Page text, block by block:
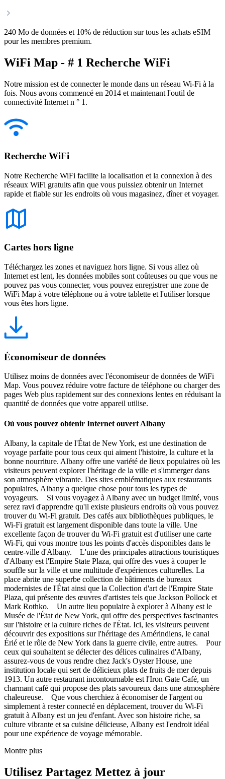
240 Mo de données et 10% de réduction sur tous les achats eSIM
pour les membres premium.
WiFi Map - # 1 Recherche WiFi
Notre mission est de connecter le monde dans un réseau Wi-Fi à la
fois. Nous avons commencé en 2014 et maintenant l'outil de
connectivité Internet n ° 1.
Recherche WiFi
Notre Recherche WiFi facilite la localisation et la connexion à des
réseaux WiFi gratuits afin que vous puissiez obtenir un Internet
rapide et fiable sur les endroits où vous magasinez, dîner et voyager.
Cartes hors ligne
Téléchargez les zones et naviguez hors ligne. Si vous allez où
Internet est lent, les données mobiles sont coûteuses ou que vous ne
pouvez pas vous connecter, vous pouvez enregistrer une zone de
WiFi Map à votre téléphone ou à votre tablette et l'utiliser lorsque
vous êtes hors ligne.
Économiseur de données
Utilisez moins de données avec l'économiseur de données de WiFi
Map. Vous pouvez réduire votre facture de téléphone ou charger des
pages Web plus rapidement sur des connexions lentes en réduisant la
quantité de données que votre appareil utilise.
Où vous pouvez obtenir Internet ouvert Albany
Albany, la capitale de l'État de New York, est une destination de
voyage parfaite pour tous ceux qui aiment l'histoire, la culture et la
bonne nourriture. Albany offre une variété de lieux populaires où les
visiteurs peuvent explorer l'héritage de la ville et s'immerger dans
son atmosphère vibrante. Des sites emblématiques aux restaurants
populaires, Albany a quelque chose pour tous les types de
voyageurs. Si vous voyagez à Albany avec un budget limité, vous
serez ravi d'apprendre qu'il existe plusieurs endroits où vous pouvez
trouver du Wi-Fi gratuit. Des cafés aux bibliothèques publiques, le
Wi-Fi gratuit est largement disponible dans toute la ville. Une
excellente façon de trouver du Wi-Fi gratuit est d'utiliser une carte
Wi-Fi, qui vous montre tous les points d'accès disponibles dans le
centre-ville d'Albany. L'une des principales attractions touristiques
d'Albany est l'Empire State Plaza, qui offre des vues à couper le
souffle sur la ville et une multitude d'expériences culturelles. La
place abrite une superbe collection de bâtiments de bureaux
modernistes de l'État ainsi que la Collection d'art de l'Empire State
Plaza, qui présente des œuvres d'artistes tels que Jackson Pollock et
Mark Rothko. Un autre lieu populaire à explorer à Albany est le
Musée de l'État de New York, qui offre des perspectives fascinantes
sur l'histoire et la culture riches de l'État. Ici, les visiteurs peuvent
découvrir des expositions sur l'héritage des Amérindiens, le canal
Érié et le rôle de New York dans la guerre civile, entre autres. Pour
ceux qui souhaitent se délecter des délices culinaires d'Albany,
assurez-vous de vous rendre chez Jack's Oyster House, une
institution locale qui sert de délicieux plats de fruits de mer depuis
1913. Un autre restaurant incontournable est l'Iron Gate Café, un
charmant café qui propose des plats savoureux dans une atmosphère
chaleureuse. Que vous cherchiez à économiser de l'argent ou
simplement à rester connecté en déplacement, trouver du Wi-Fi
gratuit à Albany est un jeu d'enfant. Avec son histoire riche, sa
culture vibrante et sa cuisine délicieuse, Albany est l'endroit idéal
pour une expérience de voyage mémorable.
Montre plus
Utilisez Partagez Mettez à jour